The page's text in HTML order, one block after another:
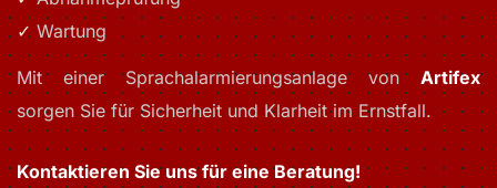
Wartung
Mit einer Sprachalarmierungsanlage von Artifex
sorgen Sie für Sicherheit und Klarheit im Ernstfall.
Kontaktieren Sie uns für eine Beratung!